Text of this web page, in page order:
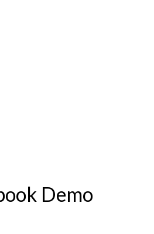
Demo